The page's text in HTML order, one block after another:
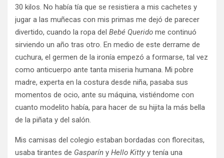
30 kilos. No había tía que se resistiera a mis cachetes y
jugar a las muñecas con mis primas me dejó de parecer
divertido, cuando la ropa del Bebé Querido me continuó
sirviendo un año tras otro. En medio de este derrame de
cuchura, el germen de la ironía empezó a formarse, tal vez
como anticuerpo ante tanta miseria humana. Mi pobre
madre, experta en la costura desde niña, pasaba sus
momentos de ocio, ante su máquina, vistiéndome con
cuanto modelito había, para hacer de su hijita la más bella
de la piñata y del salón.
Mis camisas del colegio estaban bordadas con florecitas,
usaba tirantes de Gasparín y Hello Kitty y tenía una